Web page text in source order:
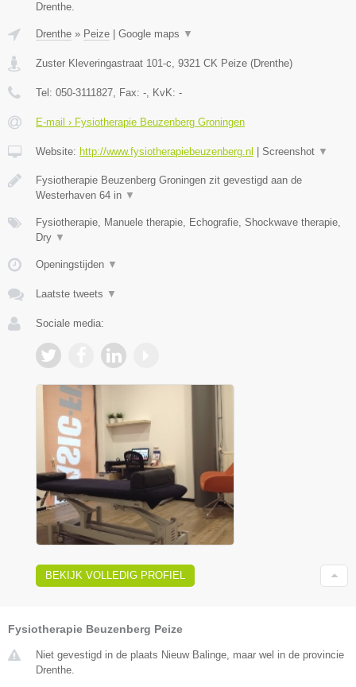
Drenthe.
Drenthe » Peize Google maps ▼
Zuster Kleveringastraat 101-c, 9321 CK Peize (Drenthe)
Tel: 050-3111827, Fax: -, KvK: -
E-mail › Fysiotherapie Beuzenberg Groningen
Website: http://www.fysiotherapiebeuzenberg.nl Screenshot ▼
Fysiotherapie Beuzenberg Groningen zit gevestigd aan de
Westerhaven 64 in ▼
Fysiotherapie, Manuele therapie, Echografie, Shockwave therapie,
Dry ▼
Openingstijden ▼
Laatste tweets ▼
Sociale media:
BEKIJK VOLLEDIG PROFIEL
Fysiotherapie Beuzenberg Peize
Niet gevestigd in de plaats Nieuw Balinge, maar wel in de provincie
Drenthe.